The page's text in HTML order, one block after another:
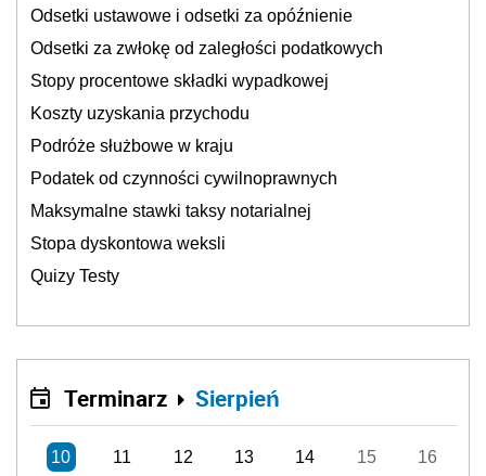
Odsetki ustawowe i odsetki za opóźnienie
Odsetki za zwłokę od zaległości podatkowych
Stopy procentowe składki wypadkowej
Koszty uzyskania przychodu
Podróże służbowe w kraju
Podatek od czynności cywilnoprawnych
Maksymalne stawki taksy notarialnej
Stopa dyskontowa weksli
Quizy Testy
Terminarz Sierpień
10 11 12 13 14 15 16